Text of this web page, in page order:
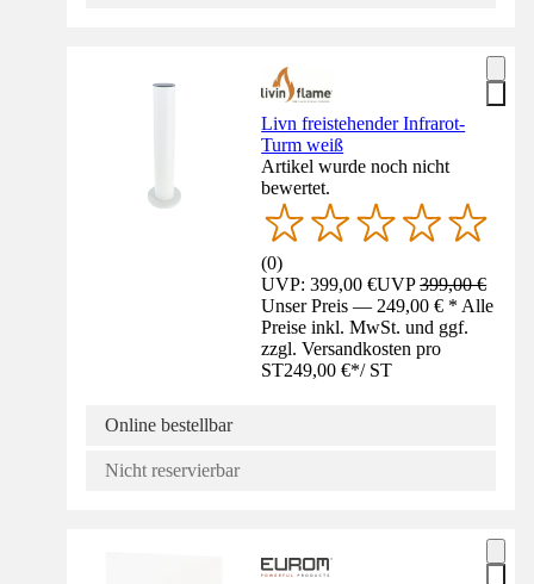
Livn freistehender Infrarot-
Turm weiß
Artikel wurde noch nicht
bewertet.
(0)
UVP: 399,00 €UVP399,00 €
Unser Preis — 249,00 € * Alle
Preise inkl. MwSt. und ggf.
zzgl. Versandkosten pro
ST249,00 €*/ ST
Online bestellbar
Nicht reservierbar